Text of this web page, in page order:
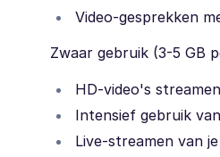
Video-gesprekken
Zwaar gebruik (3-5 GB
HD-video's streamen
Intensief gebruik
Live-streamen van